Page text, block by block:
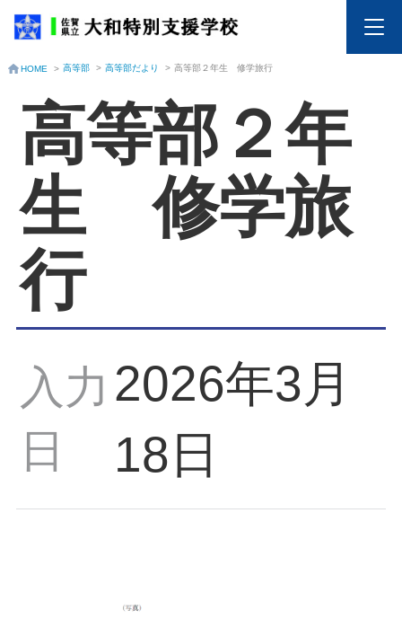
HOME > 高等部 > 高等部だより > 高等部２年生 修学旅行
高等部２年
生 修学旅
行
入力
日
2026年3月
18日